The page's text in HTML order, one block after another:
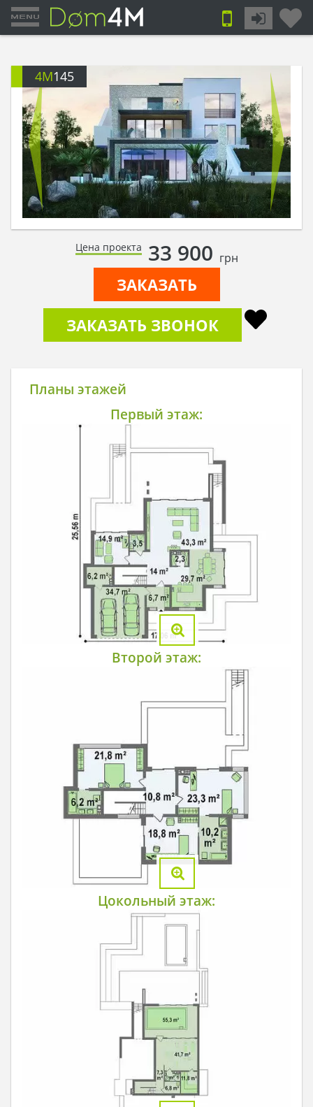
4M145
Цена проекта 33 900 грн
ЗАКАЗАТЬ
ЗАКАЗАТЬ ЗВОНОК
Планы этажей
Первый этаж:
Второй этаж:
Цокольный этаж: